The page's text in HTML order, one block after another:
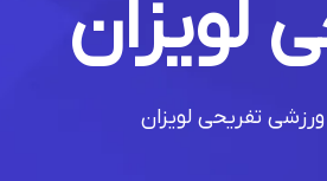
لویزان
تفریحی لویزان